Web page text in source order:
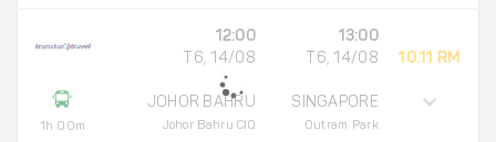
1h 00m
12:00
T6, 14/08
JOHOR BAHRU
Johor Bahru CIQ
13:00
T6, 14/08
SINGAPORE
Outram Park
10.11 RM